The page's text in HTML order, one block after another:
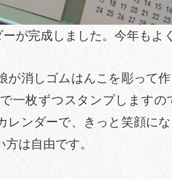
が完成しました。今年もよ
が消しゴムはんこを彫って
一枚ずつスタンプしますの
レンダーで、きっと笑顔に
は自由です。